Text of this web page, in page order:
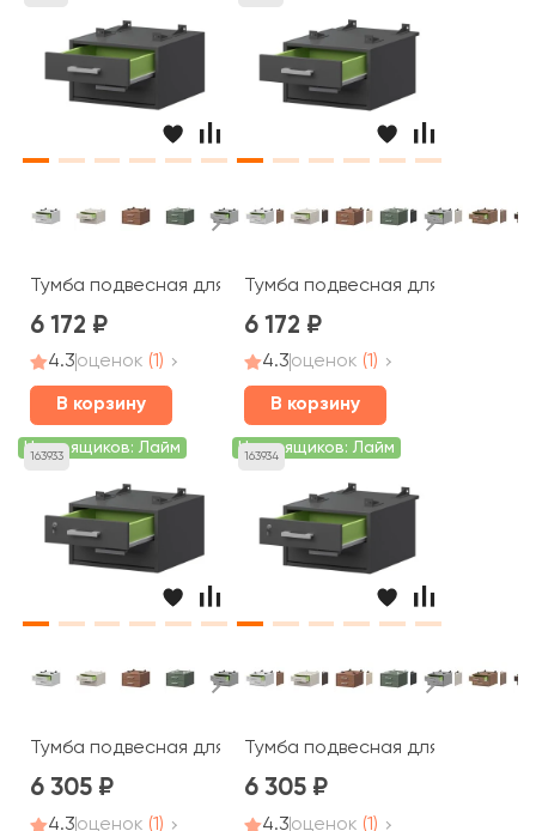
Тумба подвесная для столов на м/каркасе АМТ2-
6 172
4.3оценок (1)
В корзину
Тумба подвесная для столов
6 172
4.3оценок (1)
В корзину
163933
Цвет ящиков: Лайм
Тумба подвесная для столов на м/каркасе АМТ2-
6 305
4.3оценок (1)
163934
Цвет ящиков: Лайм
Тумба подвесная для столов
6 305
4.3оценок (1)